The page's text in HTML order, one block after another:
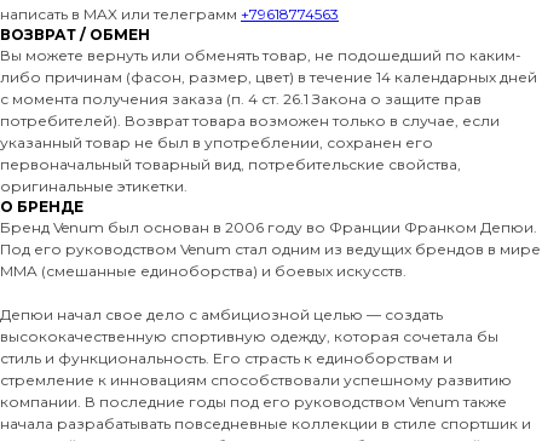
написать в MAX или телеграмм +79618774563
ВОЗВРАТ / ОБМЕН
Вы можете вернуть или обменять товар, не подошедший по каким-
либо причинам (фасон, размер, цвет) в течение 14 календарных дней
с момента получения заказа (п. 4 ст. 26.1 Закона о защите прав
потребителей). Возврат товара возможен только в случае, если
указанный товар не был в употреблении, сохранен его
первоначальный товарный вид, потребительские свойства,
оригинальные этикетки.
О БРЕНДЕ
Бренд Venum был основан в 2006 году во Франции Франком Депюи.
Под его руководством Venum стал одним из ведущих брендов в мире
MMA (смешанные единоборства) и боевых искусств.
Депюи начал свое дело с амбициозной целью — создать
высококачественную спортивную одежду, которая сочетала бы
стиль и функциональность. Его страсть к единоборствам и
стремление к инновациям способствовали успешному развитию
компании. В последние годы под его руководством Venum также
начала разрабатывать повседневные коллекции в стиле спортшик и